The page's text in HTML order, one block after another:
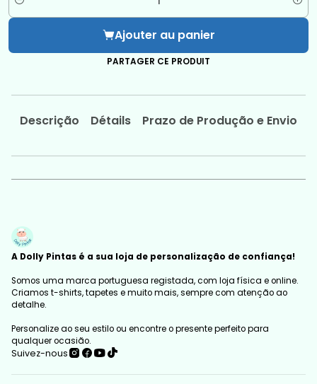
Quantité
Ajouter au panier
PARTAGER CE PRODUIT
Descrição Détails Prazo de Produção e Envio
A Dolly Pintas é a sua loja de personalização de confiança!
Somos uma marca portuguesa registada, com loja física e online.
Criamos t-shirts, tapetes e muito mais, sempre com atenção ao
detalhe.
Personalize ao seu estilo ou encontre o presente perfeito para
qualquer ocasião.
Suivez-nous